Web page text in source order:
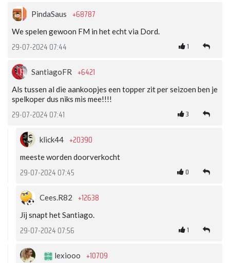
PindaSaus +68787
We spelen gewoon FM in het echt via Dord.
29-07-2024 07:44 1
SantiagoFR +6421
Als tussen al die aankoopjes een topper zit per seizoen ben je
spelkoper dus niks mis mee!!!!
29-07-2024 07:41 3
klick44 +20390
meeste worden doorverkocht
29-07-2024 07:45 0
Cees.R82 +12638
Jij snapt het Santiago.
29-07-2024 07:56 1
lexiooo +10709